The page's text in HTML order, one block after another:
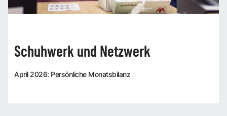
Schuhwerk und Netzwerk
April 2026: Persönliche Monatsbilanz